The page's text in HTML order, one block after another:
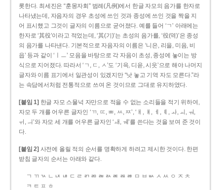
롯한다. 최세진은 “훈몽자회” 범례(凡例)에서 한글 자모의 음가를 한자로
나타냈는데, 자음자의 경우 초성에 쓰인 것과 종성에 쓰인 것을 짝을 지
어 표시했고 그것이 글자의 이름으로 굳어졌다. 예를 들어 ‘ㄱ’ 아래에는
한자로 ‘其役’이라고 적었는데, ‘其(기)’는 초성의 음가를, ‘役(역)’은 종성
의 음가를 나타낸다. 기본적으로 자음자의 이름은 ‘니은, 리을, 미음, 비
읍’ 등과 같이 ‘ㅣㅡ’ 모음을 바탕으로 각 자음이 초성, 종성에 놓이는 방
식으로 지어졌다. 따라서 ‘ㄱ, ㄷ, ㅅ’도 ‘기윽, 디읃, 시읏’으로 해야 나머지
글자와 이름 표기에서 일관성이 있겠지만 “낫 놓고 기역 자도 모른다.”라
는 속담에서처럼 전통적으로 쓰여 온 것이므로 그대로 유지하였다.
[붙임 1] 한글 자모 스물넉 자만으로 적을 수 없는 소리들을 적기 위하여,
자모 두 개를 어우른 글자인 ‘ㄲ, ㄸ, ㅃ, ㅆ, ㅉ’, ‘ㅐ, ㅒ, ㅔ, ㅖ, ㅘ, ㅚ, ㅝ,
ㅟ, ㅢ’와 자모 세 개를 어우른 글자인 ‘ㅙ, ㅞ’를 쓴다는 것을 보여 준 것이
다.
[붙임 2] 사전에 올릴 적의 순서를 명확하게 하려고 제시한 것이다. 한편
받침 글자의 순서는 아래와 같다.
ㄱ ㄲ ㄳ ㄴ ㄵ ㄶ ㄷ ㄹ ㄺ ㄻ ㄼ ㄽ ㄾ ㄿ ㅀ ㅁ ㅂ ㅄ ㅅ ㅆ ㅇ ㅈ ㅊ
ㅋ ㅌ ㅍ ㅎ